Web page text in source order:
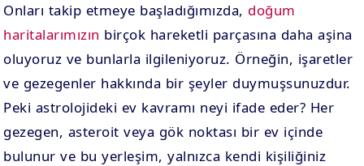
Onları takip etmeye başladığımızda, doğum
haritalarımızın birçok hareketli parçasına daha aşina
oluyoruz ve bunlarla ilgileniyoruz. Örneğin, işaretler
ve gezegenler hakkında bir şeyler duymuşsunuzdur.
Peki astrolojideki ev kavramı neyi ifade eder? Her
gezegen, asteroit veya gök noktası bir ev içinde
bulunur ve bu yerleşim, yalnızca kendi kişiliğiniz